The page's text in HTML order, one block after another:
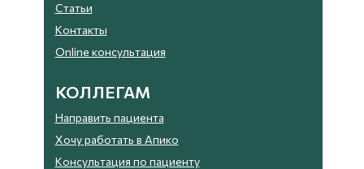
Консультация по пациенту
Хочу работать в Апико
Направить пациента
КОЛЛЕГАМ
Статьи
Контакты
Online консультация